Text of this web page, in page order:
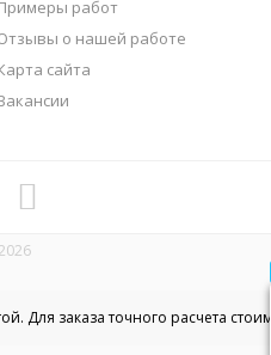
работ
о нашей работе
сайта
Для заказа точного расчета